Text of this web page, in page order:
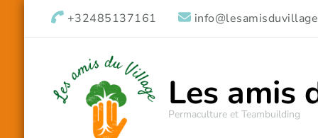
+32485137161
Les amis
Permaculture et Teambuilding